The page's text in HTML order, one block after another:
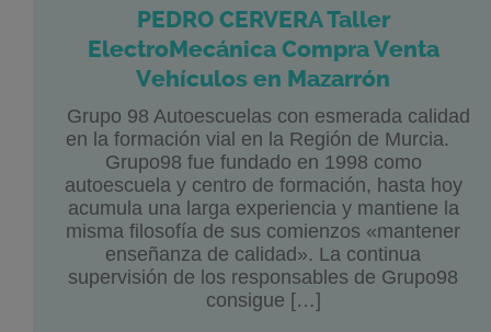
PEDRO CERVERA Taller
ElectroMecánica Compra Venta
Vehículos en Mazarrón
Grupo 98 Autoescuelas con esmerada calidad
en la formación vial en la Región de Murcia.
Grupo98 fue fundado en 1998 como
autoescuela y centro de formación, hasta hoy
acumula una larga experiencia y mantiene la
misma filosofía de sus comienzos «mantener
enseñanza de calidad». La continua
supervisión de los responsables de Grupo98
consigue […]